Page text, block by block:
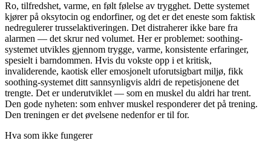
Ro, tilfredshet, varme, en følt følelse av trygghet. Dette systemet
kjører på oksytocin og endorfiner, og det er det eneste som faktisk
nedregulerer trusselaktiveringen. Det distraherer ikke bare fra
alarmen — det skrur ned volumet. Her er problemet: soothing-
systemet utvikles gjennom trygge, varme, konsistente erfaringer,
spesielt i barndommen. Hvis du vokste opp i et kritisk,
invaliderende, kaotisk eller emosjonelt uforutsigbart miljø, fikk
soothing-systemet ditt sannsynligvis aldri de repetisjonene det
trengte. Det er underutviklet — som en muskel du aldri har trent.
Den gode nyheten: som enhver muskel responderer det på trening.
Den treningen er det øvelsene nedenfor er til for.
Hva som ikke fungerer